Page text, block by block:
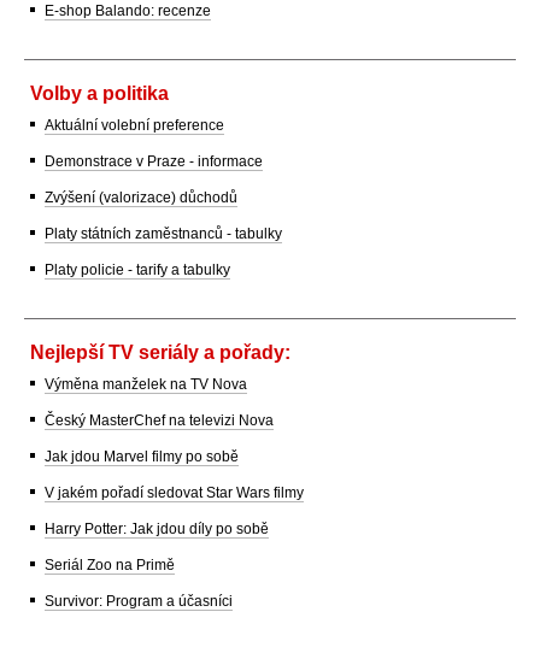
E-shop Balando: recenze
Volby a politika
Aktuální volební preference
Demonstrace v Praze - informace
Zvýšení (valorizace) důchodů
Platy státních zaměstnanců - tabulky
Platy policie - tarify a tabulky
Nejlepší TV seriály a pořady:
Výměna manželek na TV Nova
Český MasterChef na televizi Nova
Jak jdou Marvel filmy po sobě
V jakém pořadí sledovat Star Wars filmy
Harry Potter: Jak jdou díly po sobě
Seriál Zoo na Primě
Survivor: Program a účasníci